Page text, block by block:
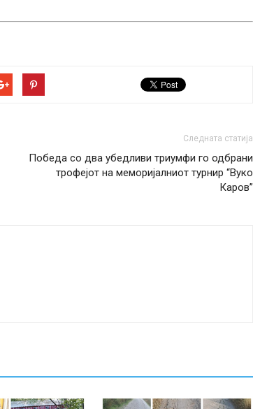
Следната статија
Победа со два убедливи триумфи го одбрани
трофејот на меморијалниот турнир “Вуко
Каров”